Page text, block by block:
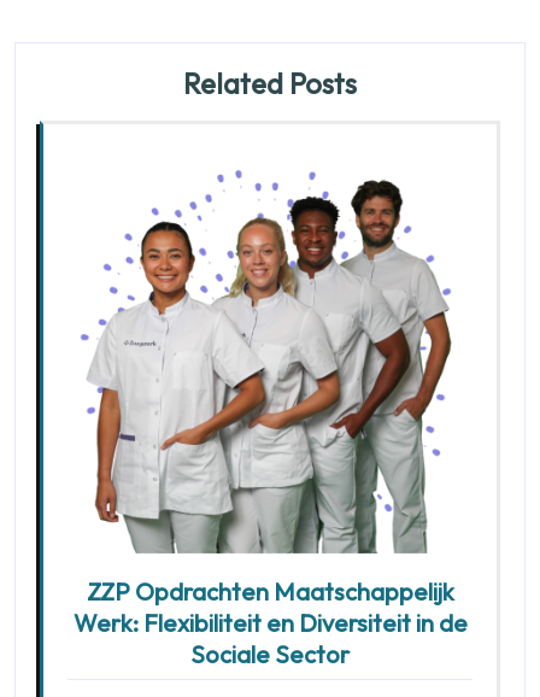
Related Posts
ZZP Opdrachten Maatschappelijk
Werk: Flexibiliteit en Diversiteit in de
Sociale Sector